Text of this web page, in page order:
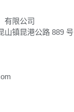
有限公司
山镇昆港公路 889 号